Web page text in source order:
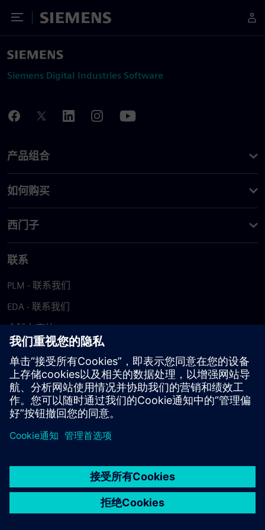
Toggle Menu
Siemens
Siemens Digital Industries Software
产品组合
如何购买
西门子
联系
PLM - 联系我们
EDA - 联系我们
全球办事处
支持中心
提供反馈
报告盗版行为
© Siemens2026